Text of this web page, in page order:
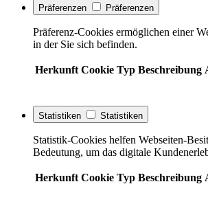
Präferenzen Präferenzen
Präferenz-Cookies ermöglichen einer
in der Sie sich befinden.
Herkunft Cookie Typ Beschreibung
Statistiken Statistiken
Statistik-Cookies helfen Webseiten-
Bedeutung, um das digitale
Herkunft Cookie Typ Beschreibung